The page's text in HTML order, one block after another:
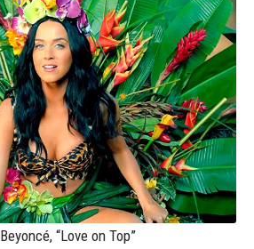
Beyoncé, “Love on Top”